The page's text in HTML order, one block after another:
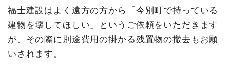
福士建設はよく遠方の方から「今別町で持っている
建物を壊してほしい」というご依頼をいただきます
が、その際に別途費用の掛かる残置物の撤去もお願
いされます。